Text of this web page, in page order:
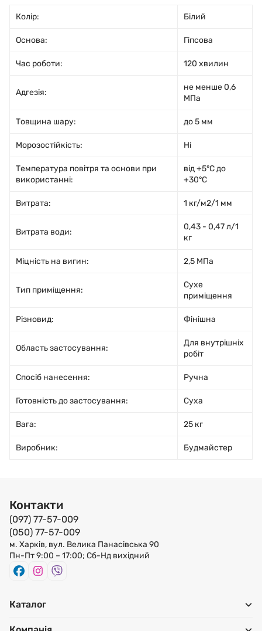
Колір: Білий
Основа: Гіпсова
Час роботи: 120 хвилин
Адгезія:
не менше 0,6
МПа
Товщина шару: до 5 мм
Морозостійкість: Ні
Температура повітря та основи при
використанні:
від +5°С до
+30°С
Витрата: 1 кг/м2/1 мм
Витрата води:
0,43 - 0,47 л/1
кг
Міцність на вигин: 2,5 МПа
Тип приміщення:
Сухе
приміщення
Різновид: Фінішна
Область застосування:
Для внутрішніх
робіт
Спосіб нанесення: Ручна
Готовність до застосування: Суха
Вага: 25 кг
Виробник: Будмайстер
Контакти
(097) 77-57-009
(050) 77-57-009
м. Харків, вул. Велика Панасівська 90
Пн-Пт 9:00 – 17:00; Сб-Нд вихідний
Каталог